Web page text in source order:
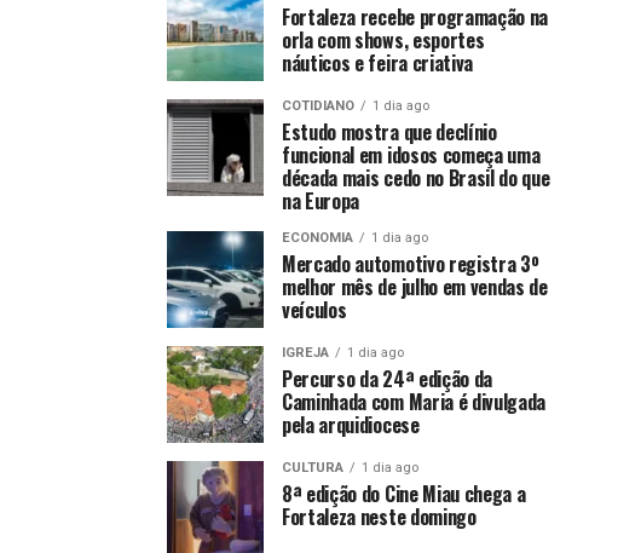
Fortaleza recebe programação na
orla com shows, esportes
náuticos e feira criativa
COTIDIANO 1 dia ago
Estudo mostra que declínio
funcional em idosos começa uma
década mais cedo no Brasil do que
na Europa
ECONOMIA 1 dia ago
Mercado automotivo registra 3º
melhor mês de julho em vendas de
veículos
IGREJA 1 dia ago
Percurso da 24ª edição da
Caminhada com Maria é divulgada
pela arquidiocese
CULTURA 1 dia ago
8ª edição do Cine Miau chega a
Fortaleza neste domingo